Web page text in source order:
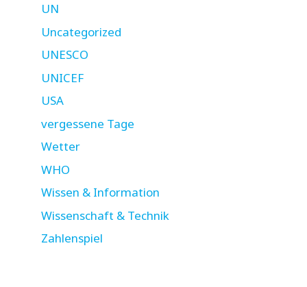
UN
Uncategorized
UNESCO
UNICEF
USA
vergessene Tage
Wetter
WHO
Wissen & Information
Wissenschaft & Technik
Zahlenspiel